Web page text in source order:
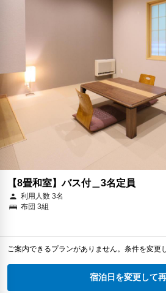
【8畳和室】バス付＿3名定員
利用人数 3名
布団 3組
ご案内できるプランがありません。条件を変更
宿泊日を変更して